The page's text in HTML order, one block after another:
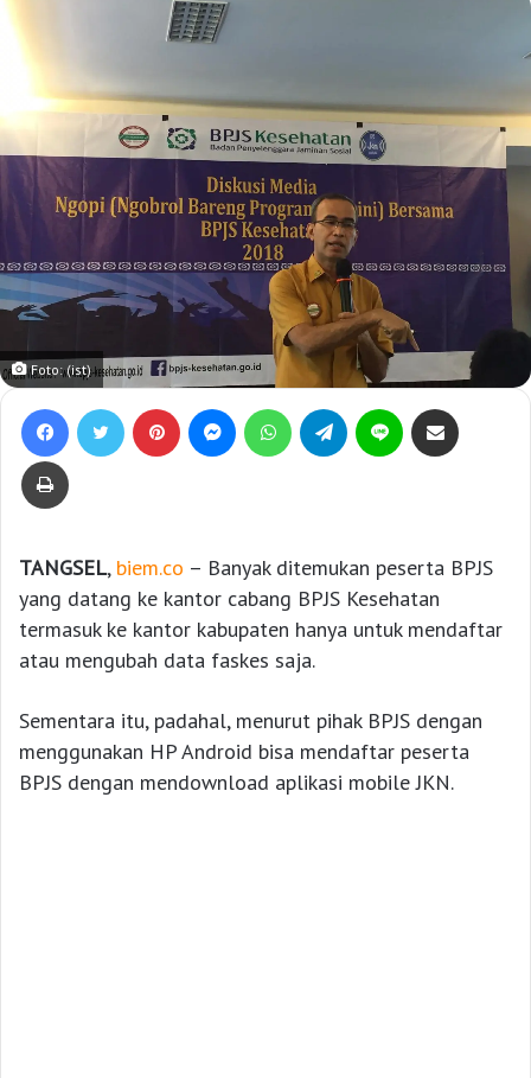
Foto: (ist)
TANGSEL, biem.co – Banyak ditemukan peserta BPJS
yang datang ke kantor cabang BPJS Kesehatan
termasuk ke kantor kabupaten hanya untuk mendaftar
atau mengubah data faskes saja.
Sementara itu, padahal, menurut pihak BPJS dengan
menggunakan HP Android bisa mendaftar peserta
BPJS dengan mendownload aplikasi mobile JKN.